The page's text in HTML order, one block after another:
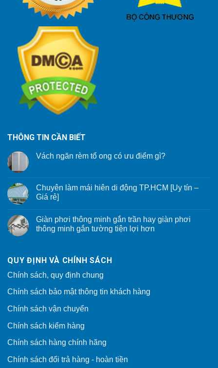
THÔNG TIN CẦN BIẾT
Vách ngăn rèm tổ ong có ưu điểm gì?
Chuyên làm mái hiên di động TP.HCM [Uy tín –
Giá rẻ]
Giàn phơi thông minh gắn trần hay giàn phơi
thông minh gắn tường tiện lợi hơn
QUY ĐỊNH VÀ CHÍNH SÁCH
Chính sách, quy định chung
Chính sách bảo mật thông tin khách hàng
Chính sách vận chuyển
Chính sách kiểm hàng
Chính sách hàng chính hãng
Chính sách đổi trả hàng - hoàn tiền